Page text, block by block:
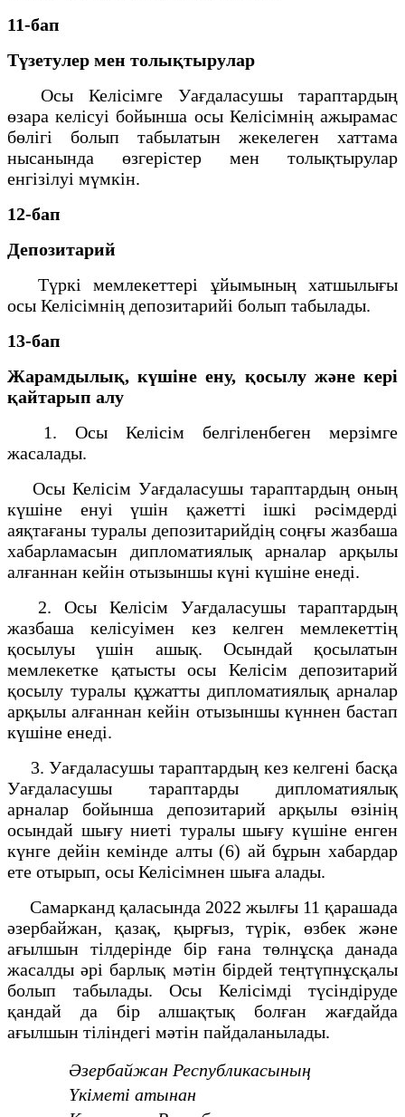
11-бап
Түзетулер мен толықтырулар
Осы Келісімге Уағдаласушы тараптардың
өзара келісуі бойынша осы Келісімнің ажырамас
бөлігі болып табылатын жекелеген хаттама
нысанында өзгерістер мен толықтырулар
енгізілуі мүмкін.
12-бап
Депозитарий
Түркі мемлекеттері ұйымының хатшылығы
осы Келісімнің депозитарийі болып табылады.
13-бап
Жарамдылық, күшіне ену, қосылу және кері
қайтарып алу
1. Осы Келісім белгіленбеген мерзімге
жасалады.
Осы Келісім Уағдаласушы тараптардың оның
күшіне енуі үшін қажетті ішкі рәсімдерді
аяқтағаны туралы депозитарийдің соңғы жазбаша
хабарламасын дипломатиялық арналар арқылы
алғаннан кейін отызыншы күні күшіне енеді.
2. Осы Келісім Уағдаласушы тараптардың
жазбаша келісуімен кез келген мемлекеттің
қосылуы үшін ашық. Осындай қосылатын
мемлекетке қатысты осы Келісім депозитарий
қосылу туралы құжатты дипломатиялық арналар
арқылы алғаннан кейін отызыншы күннен бастап
күшіне енеді.
3. Уағдаласушы тараптардың кез келгені басқа
Уағдаласушы тараптарды дипломатиялық
арналар бойынша депозитарий арқылы өзінің
осындай шығу ниеті туралы шығу күшіне енген
күнге дейін кемінде алты (6) ай бұрын хабардар
ете отырып, осы Келісімнен шыға алады.
Самарканд қаласында 2022 жылғы 11 қарашада
әзербайжан, қазақ, қырғыз, түрік, өзбек және
ағылшын тілдерінде бір ғана төлнұсқа данада
жасалды әрі барлық мәтін бірдей теңтүпнұсқалы
болып табылады. Осы Келісімді түсіндіруде
қандай да бір алшақтық болған жағдайда
ағылшын тіліндегі мәтін пайдаланылады.
Әзербайжан Республикасының
Үкіметі атынан